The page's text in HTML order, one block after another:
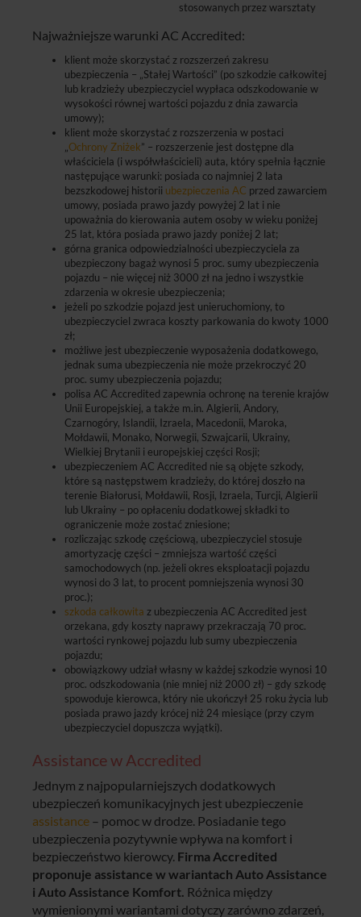
stosowanych przez warsztaty
Najważniejsze warunki AC Accredited:
klient może skorzystać z rozszerzeń zakresu
ubezpieczenia – „Stałej Wartości” (po szkodzie całkowitej
lub kradzieży ubezpieczyciel wypłaca odszkodowanie w
wysokości równej wartości pojazdu z dnia zawarcia
umowy);
klient może skorzystać z rozszerzenia w postaci
Ochrony Zniżek” – rozszerzenie jest dostępne dla
właściciela (i współwłaścicieli) auta, który spełnia łącznie
następujące warunki: posiada co najmniej 2 lata
bezszkodowej historii ubezpieczenia AC przed zawarciem
umowy, posiada prawo jazdy powyżej 2 lat i nie
upoważnia do kierowania autem osoby w wieku poniżej
25 lat, która posiada prawo jazdy poniżej 2 lat;
górna granica odpowiedzialności ubezpieczyciela za
ubezpieczony bagaż wynosi 5 proc. sumy ubezpieczenia
pojazdu – nie więcej niż 3000 zł na jedno i wszystkie
zdarzenia w okresie ubezpieczenia;
jeżeli po szkodzie pojazd jest unieruchomiony, to
ubezpieczyciel zwraca koszty parkowania do kwoty 1000
zł;
możliwe jest ubezpieczenie wyposażenia dodatkowego,
jednak suma ubezpieczenia nie może przekroczyć 20
proc. sumy ubezpieczenia pojazdu;
polisa AC Accredited zapewnia ochronę na terenie krajów
Unii Europejskiej, a także m.in. Algierii, Andory,
Czarnogóry, Islandii, Izraela, Macedonii, Maroka,
Mołdawii, Monako, Norwegii, Szwajcarii, Ukrainy,
Wielkiej Brytanii i europejskiej części Rosji;
ubezpieczeniem AC Accredited nie są objęte szkody,
które są następstwem kradzieży, do której doszło na
terenie Białorusi, Mołdawii, Rosji, Izraela, Turcji, Algierii
lub Ukrainy – po opłaceniu dodatkowej składki to
ograniczenie może zostać zniesione;
rozliczając szkodę częściową, ubezpieczyciel stosuje
amortyzację części – zmniejsza wartość części
samochodowych (np. jeżeli okres eksploatacji pojazdu
wynosi do 3 lat, to procent pomniejszenia wynosi 30
proc.);
szkoda całkowita z ubezpieczenia AC Accredited jest
orzekana, gdy koszty naprawy przekraczają 70 proc.
wartości rynkowej pojazdu lub sumy ubezpieczenia
pojazdu;
obowiązkowy udział własny w każdej szkodzie wynosi 10
proc. odszkodowania (nie mniej niż 2000 zł) – gdy szkodę
spowoduje kierowca, który nie ukończył 25 roku życia lub
posiada prawo jazdy krócej niż 24 miesiące (przy czym
ubezpieczyciel dopuszcza wyjątki).
Assistance w Accredited
Jednym z najpopularniejszych dodatkowych
ubezpieczeń komunikacyjnych jest ubezpieczenie
assistance – pomoc w drodze. Posiadanie tego
ubezpieczenia pozytywnie wpływa na komfort i
bezpieczeństwo kierowcy. Firma Accredited
proponuje assistance w wariantach Auto Assistance
i Auto Assistance Komfort. Różnica między
wymienionymi wariantami dotyczy zarówno zdarzeń,